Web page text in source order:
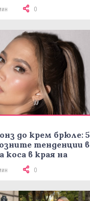
0
до крем брюле: 5
тенденции в
коса в края на
0